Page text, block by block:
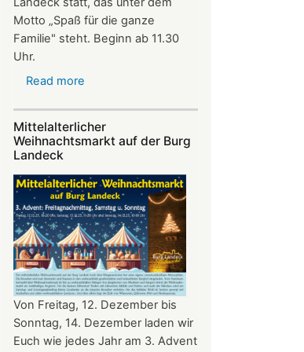
Motto „Spaß für die ganze
Familie" steht. Beginn ab 11.30
Uhr.
Read more
Burg
Mittelalterlicher
Weihnachtsmarkt auf der Burg
Landeck
Von Freitag, 12. Dezember bis
Sonntag, 14. Dezember laden wir
Euch wie jedes Jahr am 3. Advent